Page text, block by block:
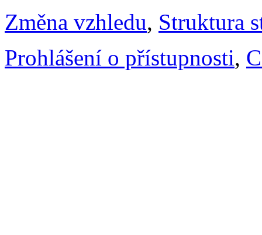
Změna vzhledu, Struktura
Prohlášení o přístupnosti,